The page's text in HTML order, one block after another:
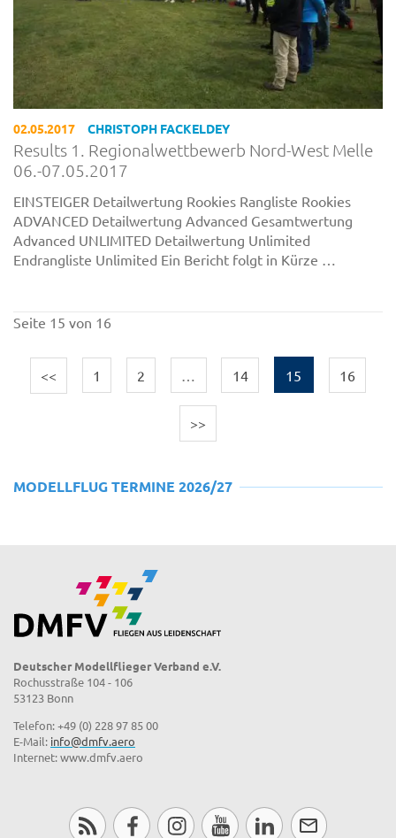
02.05.2017 CHRISTOPH FACKELDEY
Results 1. Regionalwettbewerb Nord-West Melle
06.-07.05.2017
EINSTEIGER Detailwertung Rookies Rangliste Rookies
ADVANCED Detailwertung Advanced Gesamtwertung
Advanced UNLIMITED Detailwertung Unlimited
Endrangliste Unlimited Ein Bericht folgt in Kürze …
Seite 15 von 16
<< 1 2 14 15 16
>>
MODELLFLUG TERMINE 2026/27
Deutscher Modellflieger Verband e.V.
Rochusstraße 104 - 106
53123 Bonn
Telefon: +49 (0) 228 97 85 00
E-Mail: info@dmfv.aero
Internet: www.dmfv.aero